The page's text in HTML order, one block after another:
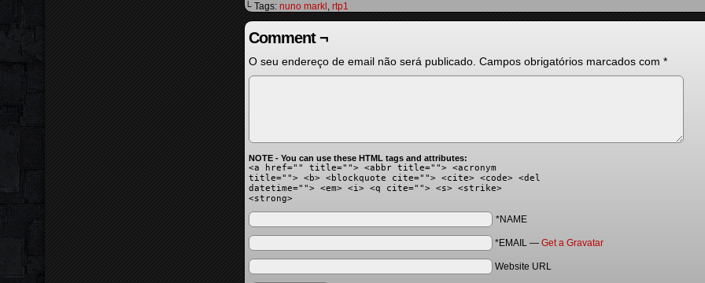
└ Tags: nuno markl , rtp1
Comment ¬
O seu endereço de email não será publicado. Campos obrigatórios marcados com *
NOTE - You can use these HTML tags and attributes:
<a href="" title=""> <abbr title=""> <acronym
title=""> <b> <blockquote cite=""> <cite> <code> <del
datetime=""> <em> <i> <q cite=""> <s> <strike>
<strong>
*NAME
*EMAIL — Get a Gravatar
Website URL